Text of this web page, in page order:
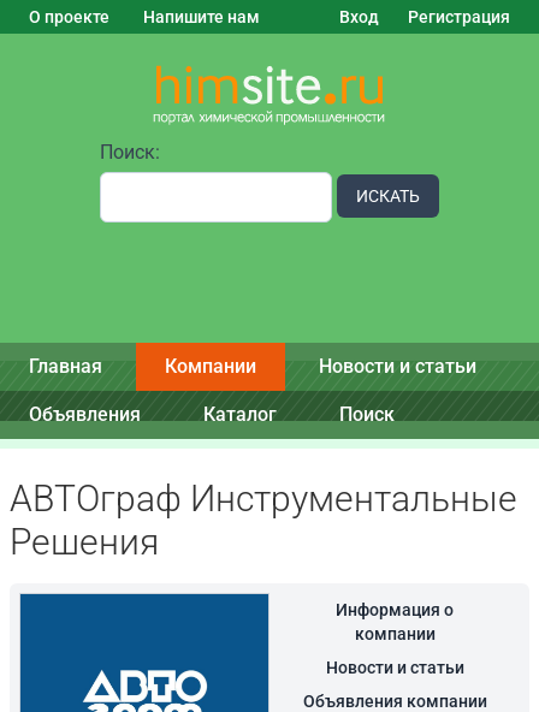
О проекте Напишите нам Вход Регистрация
Поиск:
ИСКАТЬ
Главная Компании Новости и статьи
Объявления Каталог Поиск
АВТОграф Инструментальные
Решения
Информация о
компании
Новости и статьи
Объявления компании